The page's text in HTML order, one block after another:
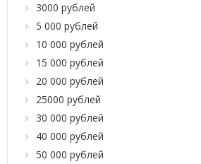
3000 рублей
5 000 рублей
10 000 рублей
15 000 рублей
20 000 рублей
25000 рублей
30 000 рублей
40 000 рублей
50 000 рублей